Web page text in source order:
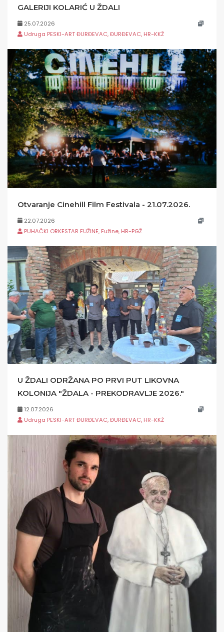
GALERIJI KOLARIĆ U ŽDALI
25.07.2026
Udruga PESKI-ART ĐURĐEVAC, ĐURĐEVAC, HR-KKŽ
Otvaranje Cinehill Film Festivala - 21.07.2026.
22.07.2026
PUHAČKI ORKESTAR FUŽINE, Fužine, HR-PGŽ
U ŽDALI ODRŽANA PO PRVI PUT LIKOVNA
KOLONIJA "ŽDALA - PREKODRAVLJE 2026."
12.07.2026
Udruga PESKI-ART ĐURĐEVAC, ĐURĐEVAC, HR-KKŽ